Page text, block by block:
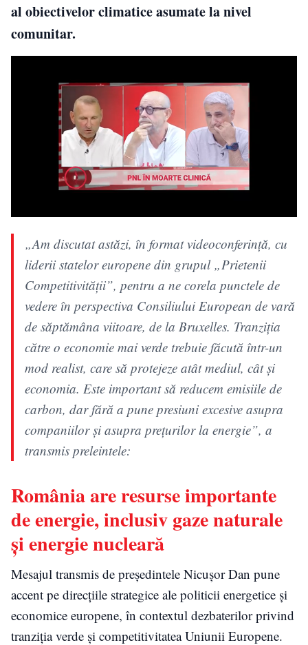
al obiectivelor climatice asumate la nivel
comunitar.
„Am discutat astăzi, în format videoconferință, cu
liderii statelor europene din grupul „Prietenii
Competitivității”, pentru a ne corela punctele de
vedere în perspectiva Consiliului European de vară
de săptămâna viitoare, de la Bruxelles. Tranziția
către o economie mai verde trebuie făcută într-un
mod realist, care să protejeze atât mediul, cât și
economia. Este important să reducem emisiile de
carbon, dar fără a pune presiuni excesive asupra
companiilor și asupra prețurilor la energie”, a
transmis preleintele:
România are resurse importante
de energie, inclusiv gaze naturale
și energie nucleară
Mesajul transmis de președintele Nicușor Dan pune
accent pe direcțiile strategice ale politicii energetice și
economice europene, în contextul dezbaterilor privind
tranziția verde și competitivitatea Uniunii Europene.